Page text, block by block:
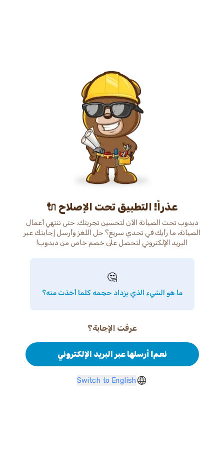
عذراً! التطبيق تحت الإصلاح 🔌
دبدوب تحت الصيانة الآن لتحسين تجربتك. حتى ننتهي أعمال
الصيانة، ما رأيك في تحدي سريع؟ حل اللغز وأرسل إجابتك عبر
البريد الإلكتروني لتحصل على خصم خاص من دبدوب!
🤔
ما هو الشيء الذي يزداد حجمه كلما أخذت منه؟
عرفت الإجابة؟
نعم! أرسلها عبر البريد الإلكتروني
Switch to English